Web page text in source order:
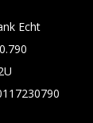
Echt